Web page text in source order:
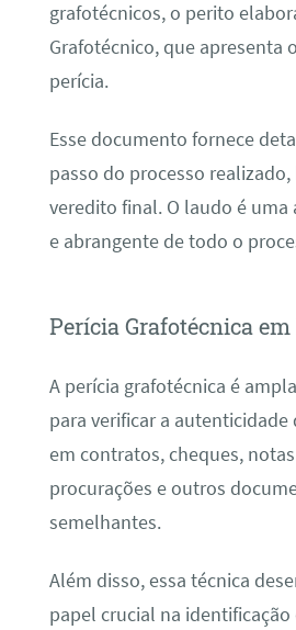
grafotécnicos, o perito
Grafotécnico, que apresenta
perícia.
Esse documento fornece
passo do processo
veredito final. O laudo é uma
e abrangente de todo o
Perícia Grafotécnica
A perícia grafotécnica é
para verificar a autenticidade
em contratos, cheques,
procurações e outros
semelhantes.
Além disso, essa técnica
papel crucial na